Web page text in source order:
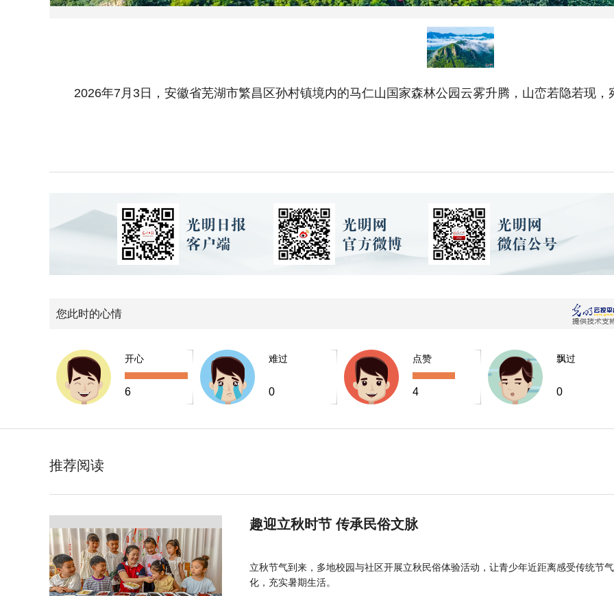
2026年7月3日，安徽省芜湖市繁昌区孙村镇境内的马仁山国家森林公园云雾升腾，山峦若隐若现，
您此时的心情
开心
6
难过
0
点赞
4
飘过
0
推荐阅读
趣迎立秋时节 传承民俗文脉
立秋节气到来，多地校园与社区开展立秋民俗体验活动，让青少年近距离感受传统节
化，充实暑期生活。